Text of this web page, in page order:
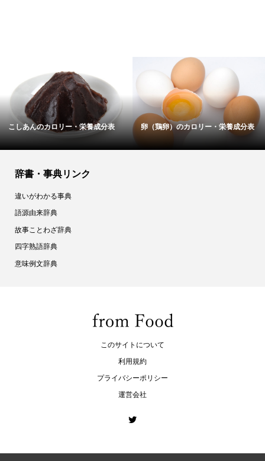
こしあんのカロリー・栄養成分表 卵（鶏卵）のカロリー・栄養成分表
辞書・事典リンク
違いがわかる事典
語源由来辞典
故事ことわざ辞典
四字熟語辞典
意味例文辞典
このサイトについて
利用規約
プライバシーポリシー
運営会社